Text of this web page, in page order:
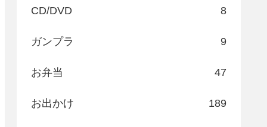
CD/DVD 8
ガンプラ 9
お弁当 47
お出かけ 189